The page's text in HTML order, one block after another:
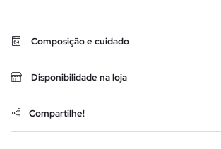
Composição e cuidado
Disponibilidade na loja
Compartilhe!